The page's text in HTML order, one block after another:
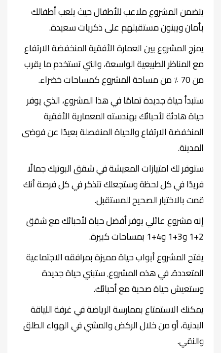
يتضمن المشروع ملاعب للأطفال حيث يلعب أطفالك
بأمان ويبنون مستقبلهم على ذكريات سعيدة.
يمزج المشروع بين العمارة الأفقية المنخفضة الارتفاع
مع المناظر الطبيعية الواسعة، والتي تستخدم ما يقرب
من 70 ٪ من مساحة المشروع كمساحات خضراء
.
ستبدأ حياة جديدة تمامًا في هذا المشروع، الذي يوفر
حياة هادئة لأحبائك بهندسته المعمارية الأفقية
المنخفضة الارتفاع والحياة المنفصلة بعيدًا عن فوضى
المدينة.
ستوفر لك امتيازات المعيشة في شقق البوتيك جمالًا
فريدًا في كل لحظة وستجعلك تتذكر في كل فرصة أنك
قمت بالاختيار الصحيح للمستقبل.
إنه مشروع عائلي يوفر أفضل حياة لأحبائك مع شقق
2+1 و3+1 و4+1 بمساحات كبيرة
.
يفتح المشروع أبواب حياة مميزة بمرافقه الاجتماعية
المتعددة. في هذه المشروع٬ ستبني حياة جديدة
وستعيش حياة صحية مع أحبائك.
يمكنك الاستمتاع بممارسة الرياضة في غرفة اللياقة
البدنية، أو من خلال الركض والمشي في الهواء الطلق
والنقي.